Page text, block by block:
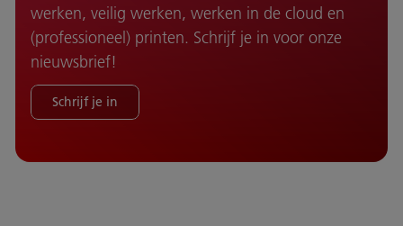
werken, veilig werken, werken in de cloud en
(professioneel) printen. Schrijf je in voor onze
nieuwsbrief!
Schrijf je in